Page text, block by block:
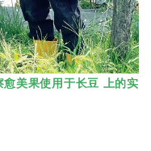
美果使用于长豆 上的实